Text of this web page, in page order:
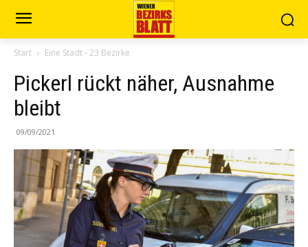
Start Eine Stadt - 23 Bezirke
Pickerl rückt näher, Ausnahme
bleibt
09/09/2021